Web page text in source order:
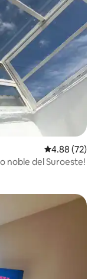
Calificación
4.88 (72)
noble del Suroeste!